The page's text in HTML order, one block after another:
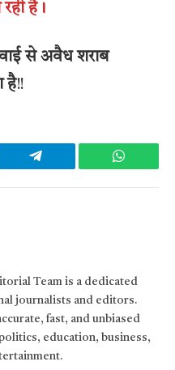
है।
से अवैध शराब
है!!
Telegram
Team is a dedicated
journalists and editors.
fast, and unbiased
education, business,